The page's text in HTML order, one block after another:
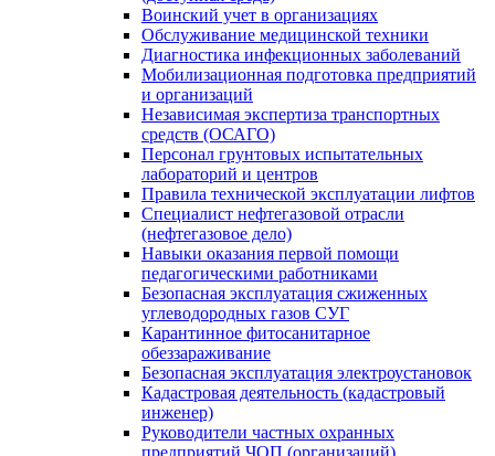
Воинский учет в организациях
Обслуживание медицинской техники
Диагностика инфекционных заболеваний
Мобилизационная подготовка предприятий
и организаций
Независимая экспертиза транспортных
средств (ОСАГО)
Персонал грунтовых испытательных
лабораторий и центров
Правила технической эксплуатации лифтов
Специалист нефтегазовой отрасли
(нефтегазовое дело)
Навыки оказания первой помощи
педагогическими работниками
Безопасная эксплуатация сжиженных
углеводородных газов СУГ
Карантинное фитосанитарное
обеззараживание
Безопасная эксплуатация электроустановок
Кадастровая деятельность (кадастровый
инженер)
Руководители частных охранных
предприятий ЧОП (организаций)